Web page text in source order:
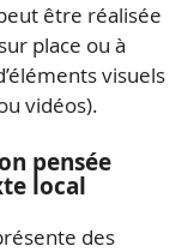
être réalisée
place ou à
visuels
vidéos).
pensée
local
des